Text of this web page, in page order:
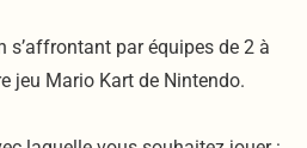
s’affrontant par équipes de 2 à
jeu Mario Kart de Nintendo.